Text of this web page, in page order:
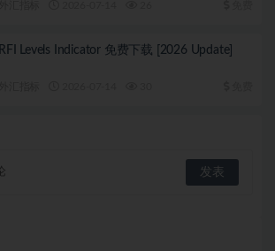
RFI Levels Indicator 免费下载 [2026 Update]